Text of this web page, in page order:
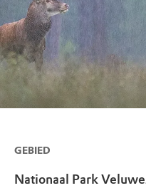
GEBIED
Nationaal Park